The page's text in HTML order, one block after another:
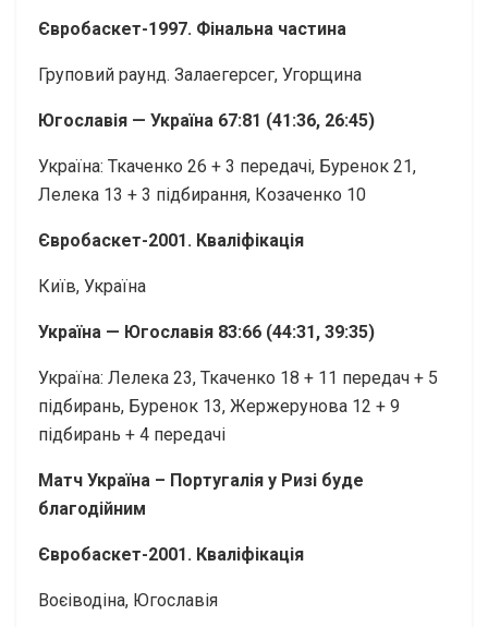
Євробаскет-1997. Фінальна частина
Груповий раунд. Залаегерсег, Угорщина
Югославія — Україна 67:81 (41:36, 26:45)
Україна: Ткаченко 26 + 3 передачі, Буренок 21,
Лелека 13 + 3 підбирання, Козаченко 10
Євробаскет-2001. Кваліфікація
Київ, Україна
Україна — Югославія 83:66 (44:31, 39:35)
Україна: Лелека 23, Ткаченко 18 + 11 передач + 5
підбирань, Буренок 13, Жержерунова 12 + 9
підбирань + 4 передачі
Матч Україна – Португалія у Ризі буде
благодійним
Євробаскет-2001. Кваліфікація
Воєіводіна, Югославія